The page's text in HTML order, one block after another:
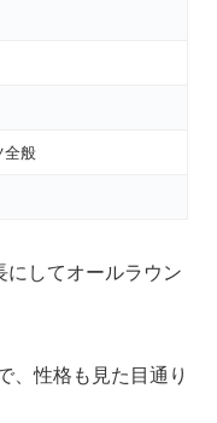
全般
にしてオールラウン
、性格も見た目通り